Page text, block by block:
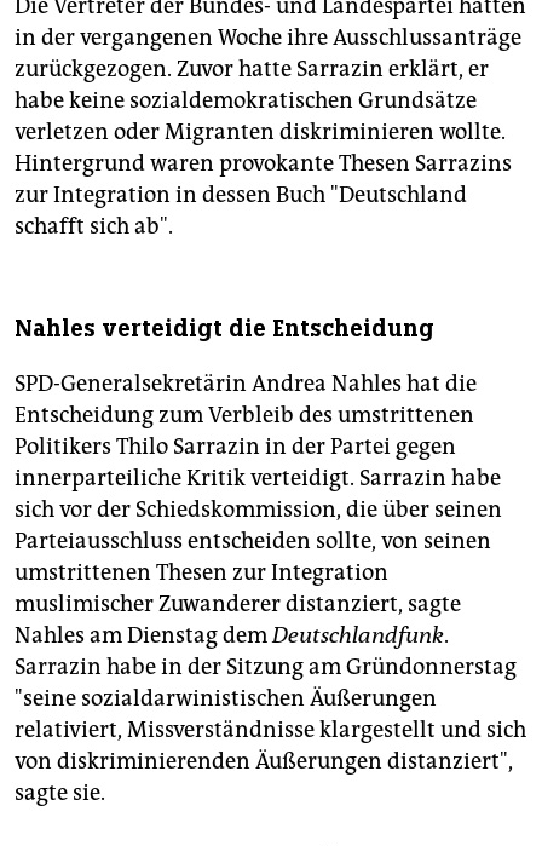
Die Vertreter der Bundes- und Landespartei hatten
in der vergangenen Woche ihre Ausschlussanträge
zurückgezogen. Zuvor hatte Sarrazin erklärt, er
habe keine sozialdemokratischen Grundsätze
verletzen oder Migranten diskriminieren wollte.
Hintergrund waren provokante Thesen Sarrazins
zur Integration in dessen Buch "Deutschland
schafft sich ab".
Nahles verteidigt die Entscheidung
SPD-Generalsekretärin Andrea Nahles hat die
Entscheidung zum Verbleib des umstrittenen
Politikers Thilo Sarrazin in der Partei gegen
innerparteiliche Kritik verteidigt. Sarrazin habe
sich vor der Schiedskommission, die über seinen
Parteiausschluss entscheiden sollte, von seinen
umstrittenen Thesen zur Integration
muslimischer Zuwanderer distanziert, sagte
Nahles am Dienstag demDeutschlandfunk.
Sarrazin habe in der Sitzung am Gründonnerstag
"seine sozialdarwinistischen Äußerungen
relativiert, Missverständnisse klargestellt und sich
von diskriminierenden Äußerungen distanziert",
sagte sie.